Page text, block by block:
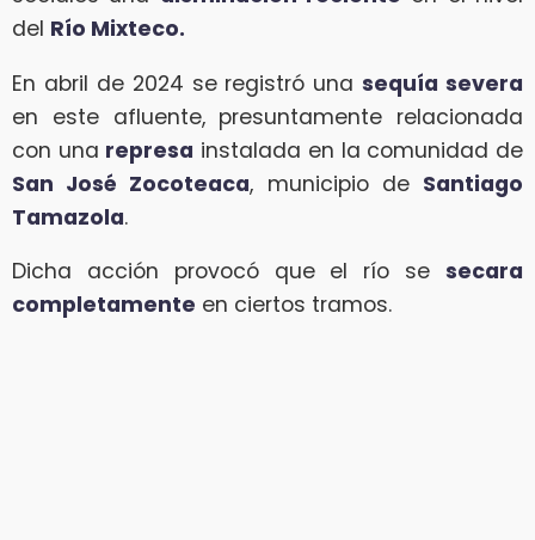
del Río Mixteco.
En abril de 2024 se registró unasequía severa
en este afluente, presuntamente relacionada
con una represa instalada en la comunidad de
San José Zocoteaca, municipio de Santiago
Tamazola.
Dicha acción provocó que el río se secara
completamente en ciertos tramos.